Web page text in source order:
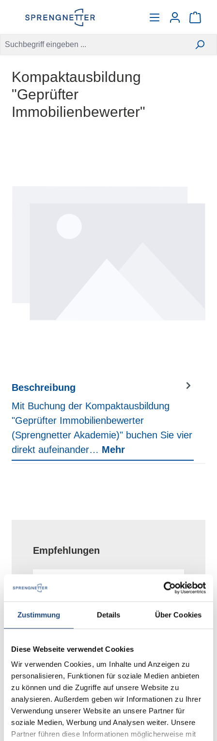
Zustimmung Details Über Cookies
Diese Webseite verwendet Cookies
Wir verwenden Cookies, um Inhalte und Anzeigen zu
personalisieren, Funktionen für soziale Medien anbieten
zu können und die Zugriffe auf unsere Website zu
analysieren. Außerdem geben wir Informationen zu Ihrer
Verwendung unserer Website an unsere Partner für
soziale Medien, Werbung und Analysen weiter. Unsere
Partner führen diese Informationen möglicherweise mit
Kompaktausbildung
"Geprüfter
Immobilienbewerter"
Beschreibung
Mit Buchung der Kompaktausbildung
"Geprüfter Immobilienbewerter
(Sprengnetter Akademie)" buchen Sie vier
direkt aufeinander… Mehr
Produktgalerie überspringen
Empfehlungen
R-B | Repetitorium zum
Geprüfter Immobilienbewerter
(Sprengnetter Akademie)
(Video-Kurs)